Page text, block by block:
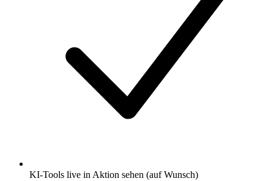
KI-Tools live in Aktion sehen (auf Wunsch)